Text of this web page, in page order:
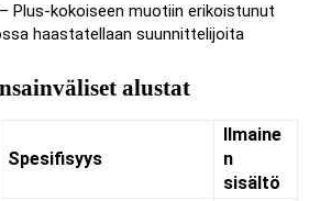
Plus-kokoiseen muotiin erikoistunut
haastatellaan suunnittelijoita
alustat
Spesifisyys
Ilmaine
n
sisältö